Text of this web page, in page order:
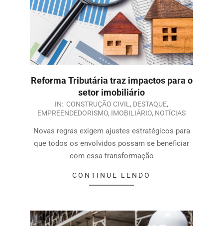
Reforma Tributária traz impactos para o
setor imobiliário
IN: CONSTRUÇÃO CIVIL, DESTAQUE,
EMPREENDEDORISMO, IMOBILIÁRIO, NOTÍCIAS
Novas regras exigem ajustes estratégicos para
que todos os envolvidos possam se beneficiar
com essa transformação
CONTINUE LENDO